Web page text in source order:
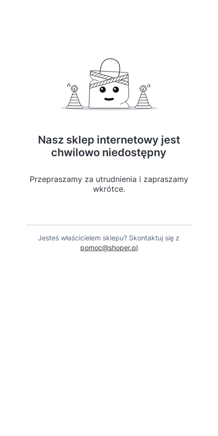
Nasz sklep internetowy jest
chwilowo niedostępny
Przepraszamy za utrudnienia i zapraszamy
wkrótce.
Jesteś właścicielem sklepu? Skontaktuj się z
pomoc@shoper.pl